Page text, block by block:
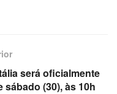
será oficialmente
(30), às 10h